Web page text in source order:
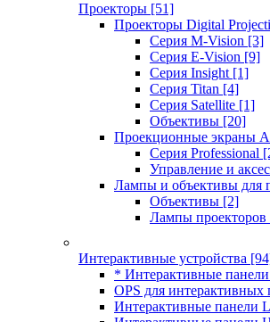
Проекторы [51]
Проекторы Digital
Серия M-Vision [3]
Серия E-Vision [9]
Серия Insight [1]
Серия Titan [4]
Серия Satellite [1]
Объективы [20]
Проекционные экраны
Серия Professional
Управление и
Лампы и объективы для
Объективы [2]
Лампы проекторов
Интерактивные устройства
* Интерактивные панели
OPS для интерактивных
Интерактивные панели